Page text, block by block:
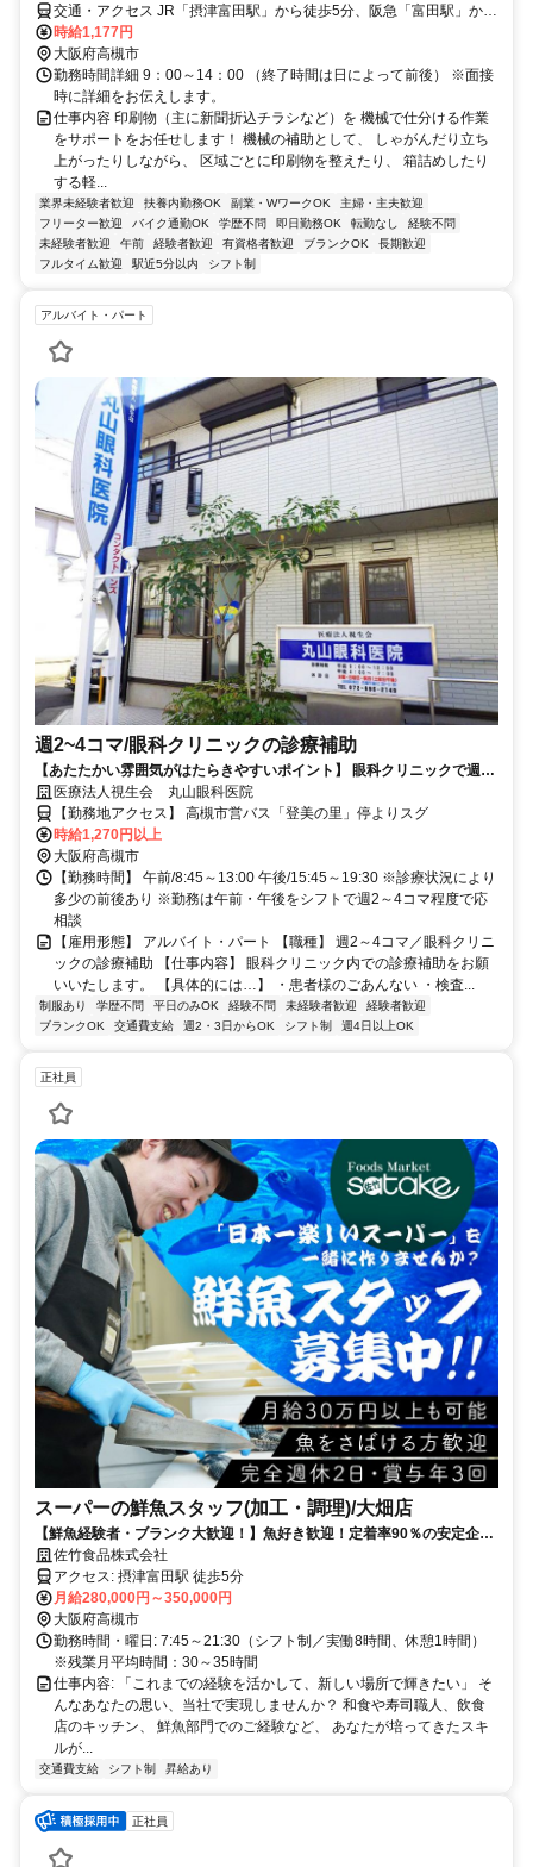
交通・アクセス JR「摂津富田駅」から徒歩5分、阪急「富田駅」から
徒歩6分
時給1,177円
大阪府高槻市
勤務時間詳細 9：00～14：00 （終了時間は日によって前後） ※面接
時に詳細をお伝えします。
仕事内容 印刷物（主に新聞折込チラシなど）を 機械で仕分ける作業
をサポートをお任せします！ 機械の補助として、 しゃがんだり立ち
上がったりしながら、 区域ごとに印刷物を整えたり、 箱詰めしたり
する軽...
業界未経験者歓迎 扶養内勤務OK 副業・WワークOK
主婦・主夫歓迎
フリーター歓迎
バイク通勤OK 学歴不問 即日勤務OK 転勤なし
経験不問
未経験者歓迎
午前 経験者歓迎 有資格者歓迎 ブランクOK
長期歓迎
フルタイム歓迎
駅近5分以内 シフト制
アルバイト・パート
週2~4コマ/眼科クリニックの診療補助
【あたたかい雰囲気がはたらきやすいポイント】 眼科クリニックで週2
～勤務OKの診療補助スタッフを募集中＊
医療法人視生会 丸山眼科医院
【勤務地アクセス】 高槻市営バス「登美の里」停よりスグ
時給1,270円以上
大阪府高槻市
【勤務時間】 午前/8:45～13:00 午後/15:45～19:30 ※診療状況により
多少の前後あり ※勤務は午前・午後をシフトで週2～4コマ程度で応
相談
【雇用形態】 アルバイト・パート 【職種】 週2～4コマ／眼科クリニ
ックの診療補助 【仕事内容】 眼科クリニック内での診療補助をお願
いいたします。 【具体的には…】 ・患者様のごあんない ・検査...
制服あり 学歴不問 平日のみOK 経験不問 未経験者歓迎
経験者歓迎
ブランクOK
交通費支給 週2・3日からOK シフト制 週4日以上OK
正社員
スーパーの鮮魚スタッフ(加工・調理)/大畑店
【鮮魚経験者・ブランク大歓迎！】魚好き歓迎！定着率90％の安定企業
◎ 賞与年3回＆完全週休2日制！／20代～40代活躍中
佐竹食品株式会社
アクセス: 摂津富田駅 徒歩5分
月給280,000円～350,000円
大阪府高槻市
勤務時間・曜日: 7:45～21:30（シフト制／実働8時間、休憩1時間）
※残業月平均時間：30～35時間
仕事内容: 「これまでの経験を活かして、新しい場所で輝きたい」 そ
んなあなたの思い、当社で実現しませんか？ 和食や寿司職人、飲食
店のキッチン、 鮮魚部門でのご経験など、 あなたが培ってきたスキ
ルが...
交通費支給 シフト制 昇給あり
正社員